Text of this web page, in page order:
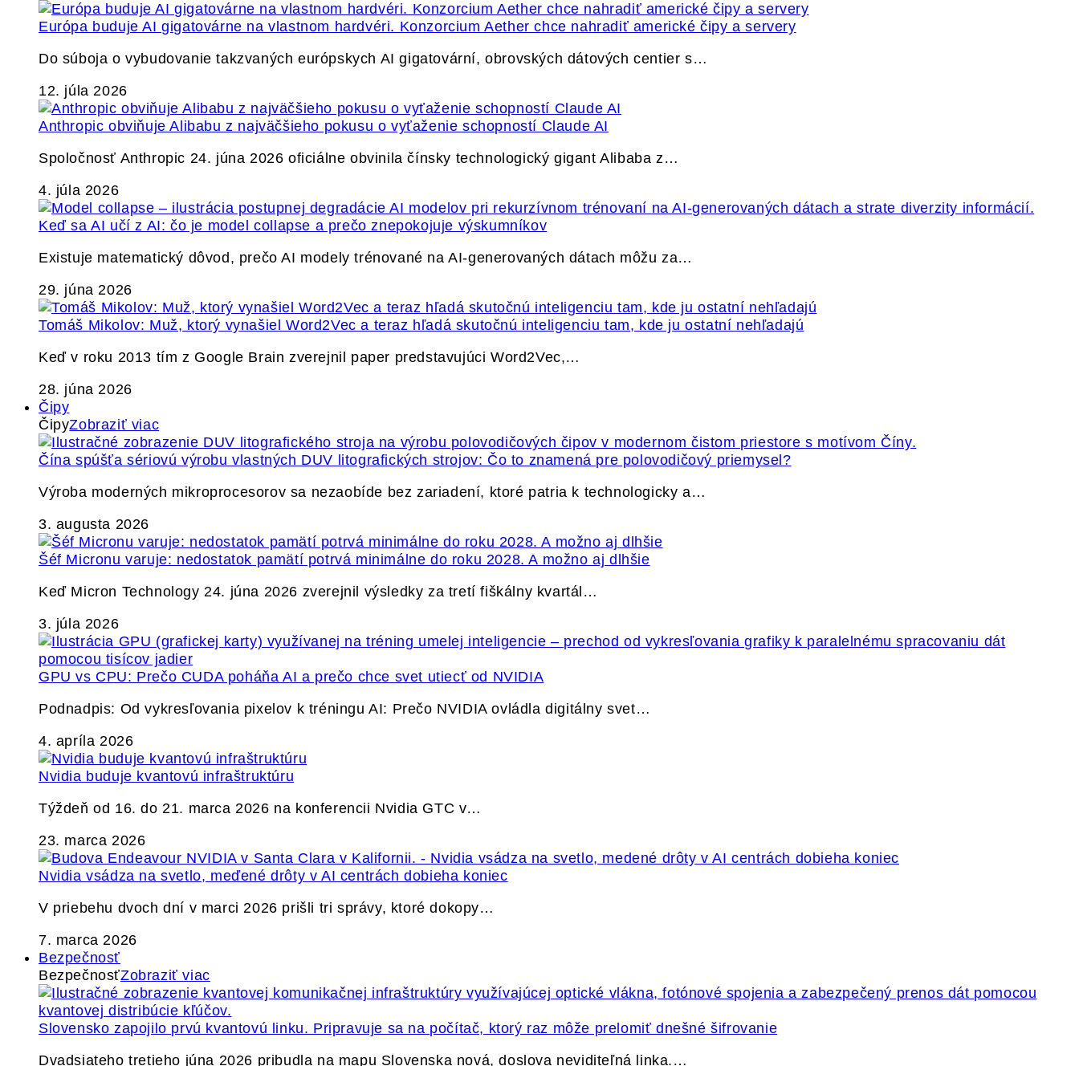
Európa buduje AI gigatovárne na vlastnom hardvéri. Konzorcium Aether chce nahradiť americké čipy a servery
Do súboja o vybudovanie takzvaných európskych AI gigatovární, obrovských dátových centier s…
12. júla 2026
Anthropic obviňuje Alibabu z najväčšieho pokusu o vyťaženie schopností Claude AI
Spoločnosť Anthropic 24. júna 2026 oficiálne obvinila čínsky technologický gigant Alibaba z…
4. júla 2026
Keď sa AI učí z AI: čo je model collapse a prečo znepokojuje výskumníkov
Existuje matematický dôvod, prečo AI modely trénované na AI-generovaných dátach môžu za…
29. júna 2026
Tomáš Mikolov: Muž, ktorý vynašiel Word2Vec a teraz hľadá skutočnú inteligenciu tam, kde ju ostatní nehľadajú
Keď v roku 2013 tím z Google Brain zverejnil paper predstavujúci Word2Vec,…
28. júna 2026
Čipy
ČipyZobraziť viac
Čína spúšťa sériovú výrobu vlastných DUV litografických strojov: Čo to znamená pre polovodičový priemysel?
Výroba moderných mikroprocesorov sa nezaobíde bez zariadení, ktoré patria k technologicky a…
3. augusta 2026
Šéf Micronu varuje: nedostatok pamätí potrvá minimálne do roku 2028. A možno aj dlhšie
Keď Micron Technology 24. júna 2026 zverejnil výsledky za tretí fiškálny kvartál…
3. júla 2026
GPU vs CPU: Prečo CUDA poháňa AI a prečo chce svet utiecť od NVIDIA
Podnadpis: Od vykresľovania pixelov k tréningu AI: Prečo NVIDIA ovládla digitálny svet…
4. apríla 2026
Nvidia buduje kvantovú infraštruktúru
Týždeň od 16. do 21. marca 2026 na konferencii Nvidia GTC v…
23. marca 2026
Nvidia vsádza na svetlo, meďené drôty v AI centrách dobieha koniec
V priebehu dvoch dní v marci 2026 prišli tri správy, ktoré dokopy…
7. marca 2026
Bezpečnosť
BezpečnosťZobraziť viac
Slovensko zapojilo prvú kvantovú linku. Pripravuje sa na počítač, ktorý raz môže prelomiť dnešné šifrovanie
Dvadsiateho tretieho júna 2026 pribudla na mapu Slovenska nová, doslova neviditeľná linka.…